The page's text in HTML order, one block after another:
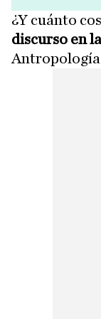
¿Y cuánto
discurso en
Antropología